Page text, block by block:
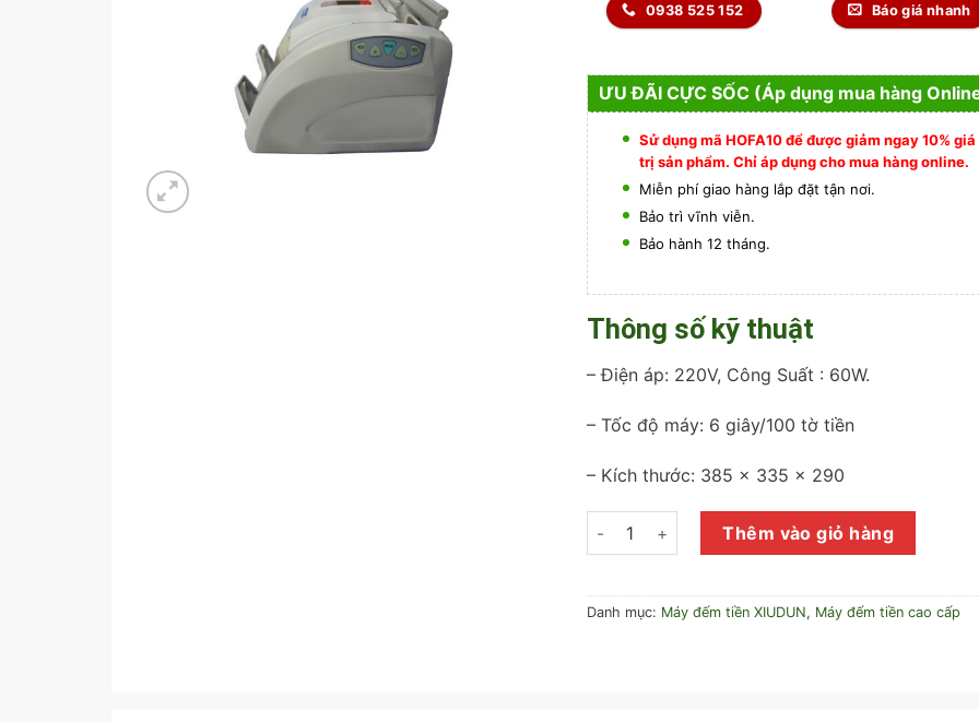
0938 525 152 Báo giá nhanh
ƯU ĐÃI CỰC SỐC (Áp dụng mua hàng
Sử dụng mã HOFA10 để được giảm ngay 10% giá
trị sản phẩm. Chỉ áp dụng cho mua hàng online.
Miễn phí giao hàng lắp đặt tận nơi.
Bảo trì vĩnh viễn.
Bảo hành 12 tháng.
Thông số kỹ thuật
– Điện áp: 220V, Công Suất : 60W.
– Tốc độ máy: 6 giây/100 tờ tiền
– Kích thước: 385 x 335 x 290
Máy đếm tiền XIUDUN 9119 số lượng
Thêm vào giỏ hàng
Danh mục: Máy đếm tiền XIUDUN, Máy đếm tiền cao cấp